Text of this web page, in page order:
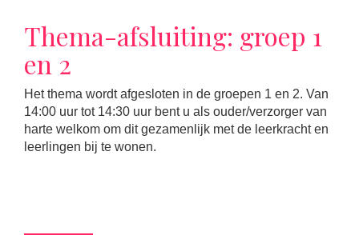
Thema-afsluiting: groep 1
en 2
Het thema wordt afgesloten in de groepen 1 en 2. Van
14:00 uur tot 14:30 uur bent u als ouder/verzorger van
harte welkom om dit gezamenlijk met de leerkracht en
leerlingen bij te wonen.